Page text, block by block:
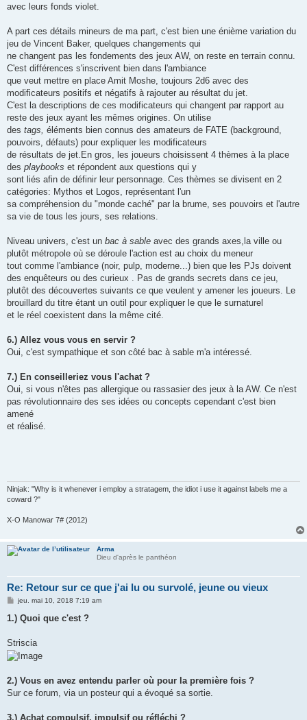
avec leurs fonds violet.
A part ces détails mineurs de ma part, c'est bien une énième variation du
jeu de Vincent Baker, quelques changements qui
ne changent pas les fondements des jeux AW, on reste en terrain connu.
C'est différences s'inscrivent bien dans l'ambiance
que veut mettre en place Amit Moshe, toujours 2d6 avec des
modificateurs positifs et négatifs à rajouter au résultat du jet.
C'est la descriptions de ces modificateurs qui changent par rapport au
reste des jeux ayant les mêmes origines. On utilise
des tags, éléments bien connus des amateurs de FATE (background,
pouvoirs, défauts) pour expliquer les modificateurs
de résultats de jet.En gros, les joueurs choisissent 4 thèmes à la place
des playbooks et répondent aux questions qui y
sont liés afin de définir leur personnage. Ces thèmes se divisent en 2
catégories: Mythos et Logos, représentant l'un
sa compréhension du "monde caché" par la brume, ses pouvoirs et l'autre
sa vie de tous les jours, ses relations.
Niveau univers, c'est un bac à sable avec des grands axes,la ville ou
plutôt métropole où se déroule l'action est au choix du meneur
tout comme l'ambiance (noir, pulp, moderne...) bien que les PJs doivent
des enquêteurs ou des curieux . Pas de grands secrets dans ce jeu,
plutôt des découvertes suivants ce que veulent y amener les joueurs. Le
brouillard du titre étant un outil pour expliquer le que le surnaturel
et le réel coexistent dans la même cité.
6.) Allez vous vous en servir ?
Oui, c'est sympathique et son côté bac à sable m'a intéressé.
7.) En conseilleriez vous l'achat ?
Oui, si vous n'êtes pas allergique ou rassasier des jeux à la AW. Ce n'est
pas révolutionnaire des ses idées ou concepts cependant c'est bien
amené
et réalisé.
Ninjak: "Why is it whenever i employ a stratagem, the idiot i use it against labels me a
coward ?"
X-O Manowar 7# (2012)
Arma
Dieu d'après le panthéon
Re: Retour sur ce que j'ai lu ou survolé, jeune ou vieux
M
s
s
g
e
jeu. mai 10, 2018 7:19 am
1.) Quoi que c'est ?
Striscia
2.) Vous en avez entendu parler où pour la première fois ?
Sur ce forum, via un posteur qui a évoqué sa sortie.
3.) Achat compulsif, impulsif ou réfléchi ?